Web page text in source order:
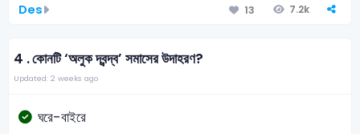
Des 13 7.2k
4 .কোনটি ‘অলুক দ্বন্দ্ব’ সমাসের উদাহরণ?
Updated: 2 weeks ago
ঘরে-বাইরে